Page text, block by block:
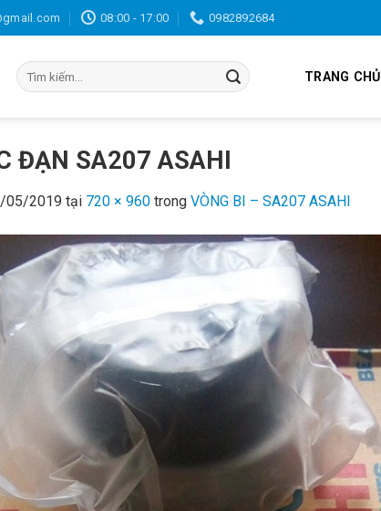
08:00 - 17:00 0982892684
Tìm
kiếm:
TRANG CHỦ
ĐẠN SA207 ASAHI
05/2019 tại 720 × 960 trong VÒNG BI – SA207 ASAHI